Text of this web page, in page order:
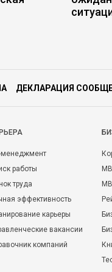
ДЕКЛАРАЦИЯ
менеджмент
работы
труда
эффективность
карьеры
вакансии
компаний